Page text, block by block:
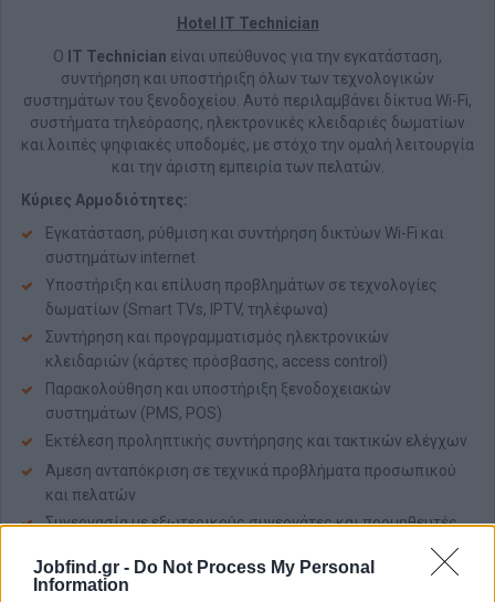
Jobfind.gr - Do Not Process My Personal
Information
Hotel IT Technician
O IT Technician είναι υπεύθυνος για την εγκατάσταση,
συντήρηση και υποστήριξη όλων των τεχνολογικών
συστημάτων του ξενοδοχείου. Αυτό περιλαμβάνει δίκτυα Wi-Fi,
συστήματα τηλεόρασης, ηλεκτρονικές κλειδαριές δωματίων
και λοιπές ψηφιακές υποδομές, με στόχο την ομαλή λειτουργία
και την άριστη εμπειρία των πελατών.
Κύριες Αρμοδιότητες:
Εγκατάσταση, ρύθμιση και συντήρηση δικτύων Wi-Fi και
συστημάτων internet
Υποστήριξη και επίλυση προβλημάτων σε τεχνολογίες
δωματίων (Smart TVs, IPTV, τηλέφωνα)
Συντήρηση και προγραμματισμός ηλεκτρονικών
κλειδαριών (κάρτες πρόσβασης, access control)
Παρακολούθηση και υποστήριξη ξενοδοχειακών
συστημάτων (PMS, POS)
Εκτέλεση προληπτικής συντήρησης και τακτικών ελέγχων
Άμεση ανταπόκριση σε τεχνικά προβλήματα προσωπικού
και πελατών
Συνεργασία με εξωτερικούς συνεργάτες και προμηθευτές
Διασφάλιση ασφάλειας δεδομένων, αντιγράφων